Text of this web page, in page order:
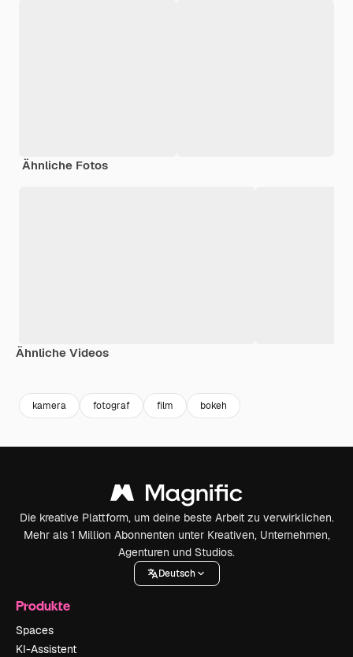
Ähnliche Fotos
Ähnliche Videos
kamera fotograf film bokeh
Die kreative Plattform, um deine beste Arbeit zu verwirklichen.
Mehr als 1 Million Abonnenten unter Kreativen, Unternehmen,
Agenturen und Studios.
Deutsch
Produkte
Spaces
KI-Assistent